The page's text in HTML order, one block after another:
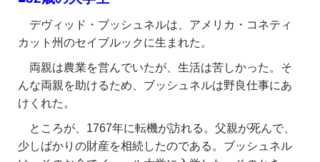
デヴィッド・ブッシュネルは、アメリカ・コネティ
カット州のセイブルックに生まれた。
両親は農業を営んでいたが、生活は苦しかった。そ
んな両親を助けるため、ブッシュネルは野良仕事にあ
けくれた。
ところが、1767年に転機が訪れる。父親が死んで、
少しばかりの財産を相続したのである。ブッシュネル